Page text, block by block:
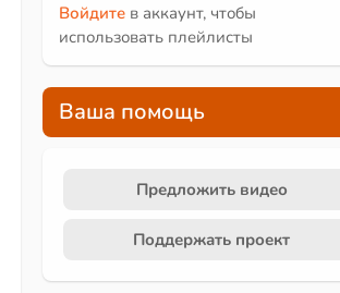
Войдите в аккаунт, чтобы
использовать плейлисты
Ваша помощь
Предложить видео
Поддержать проект